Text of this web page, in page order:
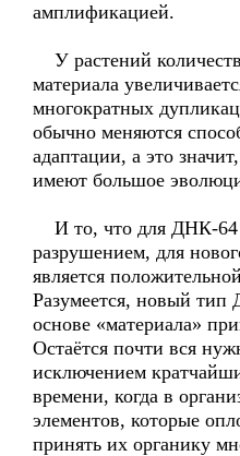
амплификацией.
У растений
материала
многократных
обычно меняются
адаптации, а это
имеют большое
И то, что для ДНК-64
разрушением, для
является
Разумеется, новый тип
основе «материала»
Остаётся почти вся
исключением
времени, когда в
элементов, которые
принять их органику